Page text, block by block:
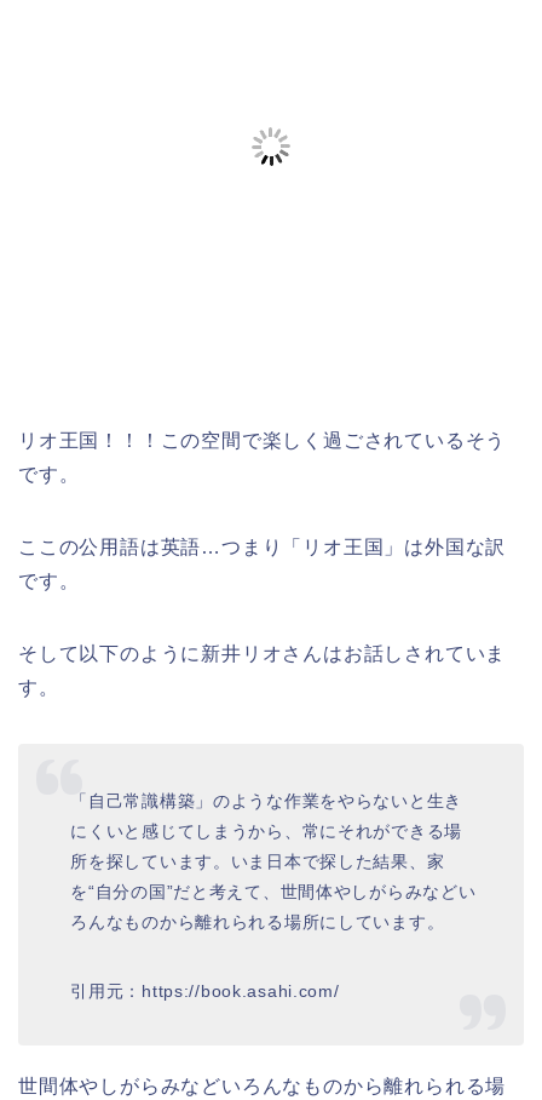
リオ王国！！！この空間で楽しく過ごされているそう
です。
ここの公用語は英語…つまり「リオ王国」は外国な訳
です。
そして以下のように新井リオさんはお話しされていま
す。
「自己常識構築」のような作業をやらないと生き
にくいと感じてしまうから、常にそれができる場
所を探しています。いま日本で探した結果、家
を“自分の国”だと考えて、世間体やしがらみなどい
ろんなものから離れられる場所にしています。
引用元：https://book.asahi.com/
世間体やしがらみなどいろんなものから離れられる場